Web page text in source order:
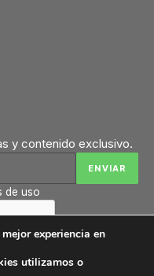
y contenido exclusivo.
de uso
experiencia en
utilizamos o